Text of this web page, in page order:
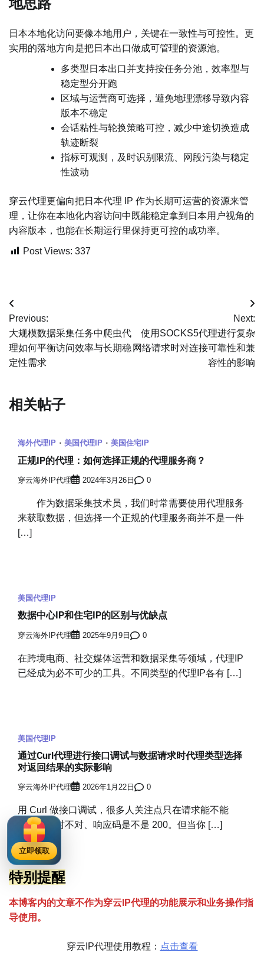
日本本地化访问要像本地用户，关键在一致性与可控性。更
实用的落地方向是把日本出口做成可管理的资源池。
多类型日本出口并支持按任务分池，效率型与
稳定型分开跑
区域与运营商可选择，避免地理漂移导致内容
版本不稳定
会话粘性与轮换策略可控，减少中途切换造成
轨迹断裂
指标可观测，及时识别限流、网段污染与稳定
性波动
穿云代理更偏向把日本代理 IP 作为长期可运营的资源来管
理，让你在本地化内容访问中既能稳定拿到日本用户视角的
内容版本，也能在长期运行里保持更可控的成功率。
Post Views: 337
文
章
导
Previous:
大规模数据采集任务中爬虫代
理如何平衡访问效率与长期稳
定性需求
Next:
使用SOCKS5代理进行复杂
网络请求时对连接可靠性和兼
容性的影响
相关帖子
海外代理IP 美国代理IP 美国住宅IP
正规IP的代理：如何选择正规的代理服务商？
穿云海外IP代理 2024年3月26日 0
作为数据采集技术员，我们时常需要使用代理服务
来获取数据，但选择一个正规的代理服务商并不是一件
[…]
美国代理IP
数据中心IP和住宅IP的区别与优缺点
穿云海外IP代理 2025年9月9日 0
在跨境电商、社交媒体运营和数据采集等领域，代理IP
已经成为必不可少的工具。不同类型的代理IP各有 […]
美国代理IP
通过Curl代理进行接口调试与数据请求时代理类型选择
对返回结果的实际影响
穿云海外IP代理 2026年1月22日 0
用 Curl 做接口调试，很多人关注点只在请求能不能
通、参数对不对、响应码是不是 200。但当你 […]
特别提醒
本博客内的文章不作为穿云 P代理的功能展示和业务操作指
导使用。
穿云IP代理使用教程： 点击查看
立即领取